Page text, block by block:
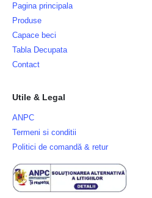
Pagina principala
Produse
Capace beci
Tabla Decupata
Contact
Utile & Legal
ANPC
Termeni si conditii
Politici de comandă & retur